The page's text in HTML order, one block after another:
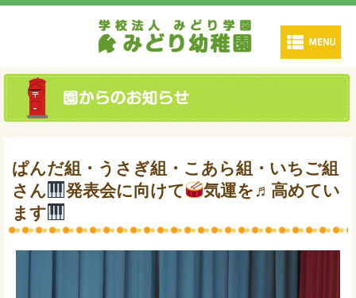
ぱんだ組・うさぎ組・こあら組・いちご組
さん
発表会に向けて
気運を♬高めてい
ます